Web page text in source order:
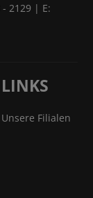
- 2129 | E:
LINKS
Unsere Filialen